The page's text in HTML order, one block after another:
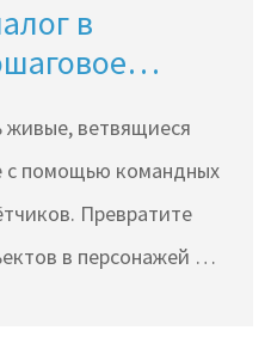
в
живые, ветвящиеся
с помощью командных
Превратите
в персонажей с